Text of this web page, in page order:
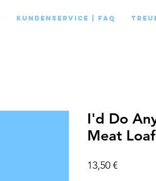
Kundenservice | FAQ
I'd Do
Meat Loaf
13,50 €Preis